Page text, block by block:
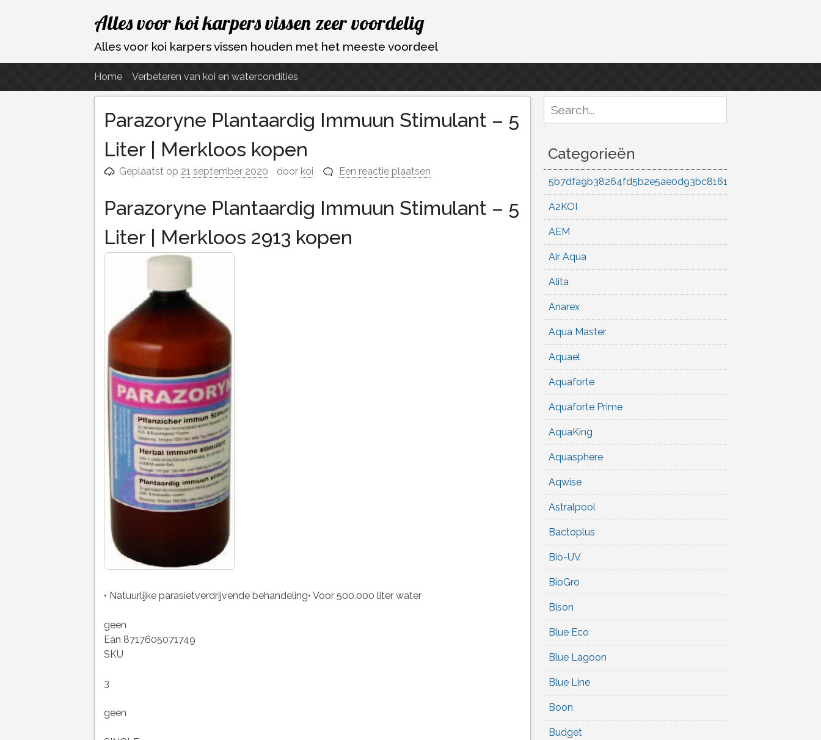
Ga
naar
de
Alles voor koi karpers vissen zeer voordelig
Alles voor koi karpers vissen houden met het meeste voordeel
Home Verbeteren van koi en watercondities
Parazoryne Plantaardig Immuun Stimulant – 5
Liter | Merkloos kopen
Geplaatst op 21 september 2020 door koi Een reactie plaatsen
Parazoryne Plantaardig Immuun Stimulant – 5
Liter | Merkloos 2913 kopen
• Natuurlijke parasietverdrijvende behandeling• Voor 500.000 liter water
geen
Ean 8717605071749
SKU
3
geen
for:
Categorieën
5b7dfa9b38264fd5b2e5ae0d93bc8161
A2KOI
AEM
Air Aqua
Alita
Anarex
Aqua Master
Aquael
Aquaforte
Aquaforte Prime
AquaKing
Aquasphere
Aqwise
Astralpool
Bactoplus
Bio-UV
BioGro
Bison
Blue Eco
Blue Lagoon
Blue Line
Boon
Budget